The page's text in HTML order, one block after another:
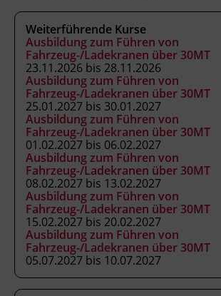
Kursformat
Präsenzunterricht
Leitung
Fachtrainer_in
Abschluss
Kranausweis nach FK-V
Abschlussinformation
Kranausweis nach FK-V und
Kursbesuchsbestätigung.
Anhang 3 der
Weiterführende Kurse
Ausbildung zum Führen von
Fahrzeug-/Ladekranen über 30MT
23.11.2026 bis 28.11.2026
Ausbildung zum Führen von
Fahrzeug-/Ladekranen über 30MT
25.01.2027 bis 30.01.2027
Ausbildung zum Führen von
Fahrzeug-/Ladekranen über 30MT
01.02.2027 bis 06.02.2027
Ausbildung zum Führen von
Fahrzeug-/Ladekranen über 30MT
08.02.2027 bis 13.02.2027
Ausbildung zum Führen von
Fahrzeug-/Ladekranen über 30MT
15.02.2027 bis 20.02.2027
Ausbildung zum Führen von
Fahrzeug-/Ladekranen über 30MT
05.07.2027 bis 10.07.2027